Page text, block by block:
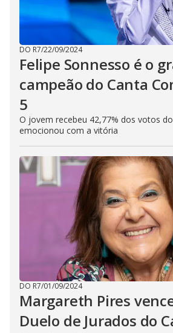
DO R7/22/09/2024
Felipe Sonnesso é o
campeão do Canta
5
O jovem recebeu 42,77% dos votos
emocionou com a vitória
DO R7/01/09/2024
Margareth Pires
Duelo de Jurados do